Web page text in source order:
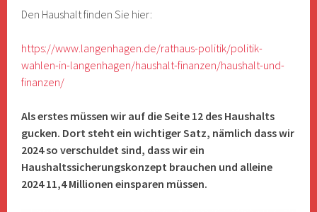
Den Haushalt finden Sie hier:
https://www.langenhagen.de/rathaus-politik/politik-
wahlen-in-langenhagen/haushalt-finanzen/haushalt-und-
finanzen/
Als erstes müssen wir auf die Seite 12 des Haushalts
gucken. Dort steht ein wichtiger Satz, nämlich dass wir
2024 so verschuldet sind, dass wir ein
Haushaltssicherungskonzept brauchen und alleine
2024 11,4 Millionen einsparen müssen.